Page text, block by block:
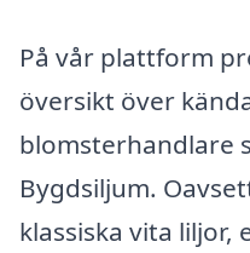
På vår plattform
översikt över
blomsterhandlare
Bygdsiljum.
klassiska vita liljor,